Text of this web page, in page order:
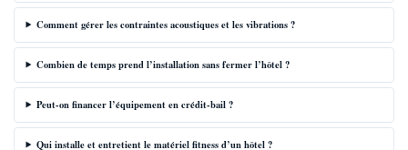
Comment gérer les contraintes acoustiques et les vibrations ?
Combien de temps prend l’installation sans fermer l’hôtel ?
Peut-on financer l’équipement en crédit-bail ?
Qui installe et entretient le matériel fitness d’un hôtel ?